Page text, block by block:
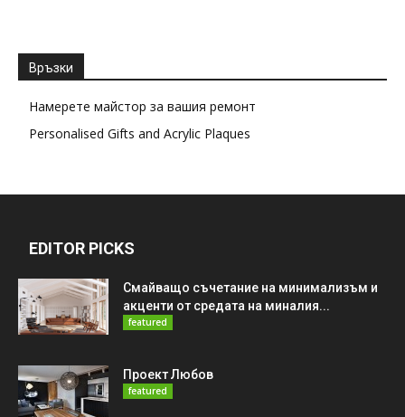
Връзки
Намерете майстор за вашия ремонт
Personalised Gifts and Acrylic Plaques
EDITOR PICKS
Смайващо съчетание на минимализъм и
акценти от средата на миналия...
featured
Проект Любов
featured